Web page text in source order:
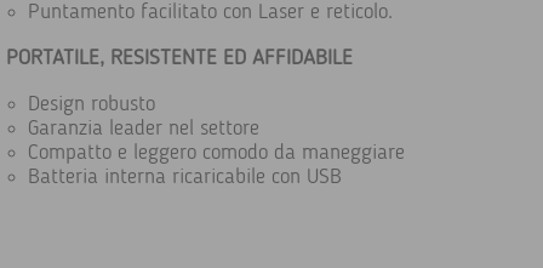
Puntamento facilitato con Laser e reticolo.
PORTATILE, RESISTENTE ED AFFIDABILE
Design robusto
Garanzia leader nel settore
Compatto e leggero comodo da maneggiare
Batteria interna ricaricabile con USB